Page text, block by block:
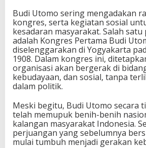
Budi Utomo sering mengadakan
kongres, serta kegiatan sosial
kesadaran masyarakat. Salah
adalah Kongres Pertama Budi
diselenggarakan di Yogyakarta
1908. Dalam kongres ini,
organisasi akan bergerak di
kebudayaan, dan sosial, tanpa
dalam politik.
Meski begitu, Budi Utomo secara
telah memupuk benih-benih
kalangan masyarakat Indonesia.
perjuangan yang sebelumnya
mulai tumbuh menjadi gerakan